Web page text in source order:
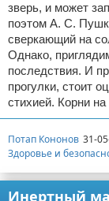
зверь, и может
поэтом А. С.
сверкающий на
Однако,
последствия. И
прогулки, стоит
стихией. Корни
Потап Кононов 31-
Здоровье и
Инертный